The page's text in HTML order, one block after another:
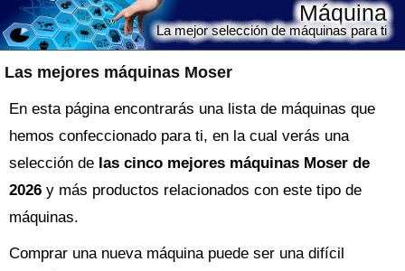
Las mejores máquinas Moser
Máquina
La mejor selección de máquinas para ti
En esta página encontrarás una lista de máquinas que
hemos confeccionado para ti, en la cual verás una
selección de las cinco mejores máquinas Moser de
2026 y más productos relacionados con este tipo de
máquinas.
Comprar una nueva máquinapuede ser una difícil